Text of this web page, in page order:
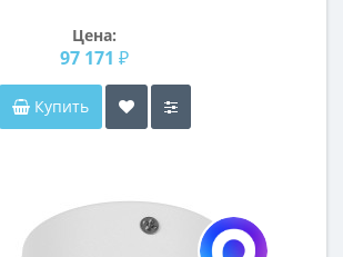
Цена:
97 171 ₽
Купить